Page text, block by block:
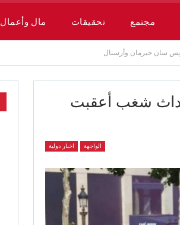
مجتمع تحقيقات مال وأعمال
57 شرطيا في أحداث شغب أعقبت
الواجهة اخبار دولية